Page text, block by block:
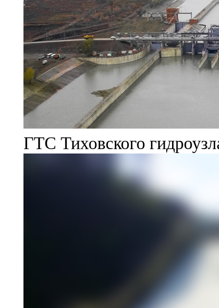
ГТС Тиховского